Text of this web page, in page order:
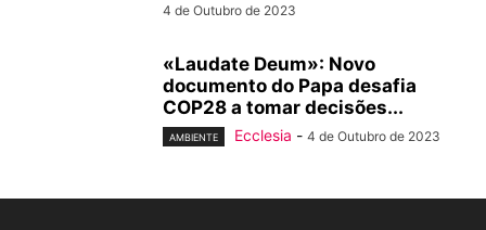
4 de Outubro de 2023
«Laudate Deum»: Novo
documento do Papa desafia
COP28 a tomar decisões...
AMBIENTE Ecclesia - 4 de Outubro de 2023